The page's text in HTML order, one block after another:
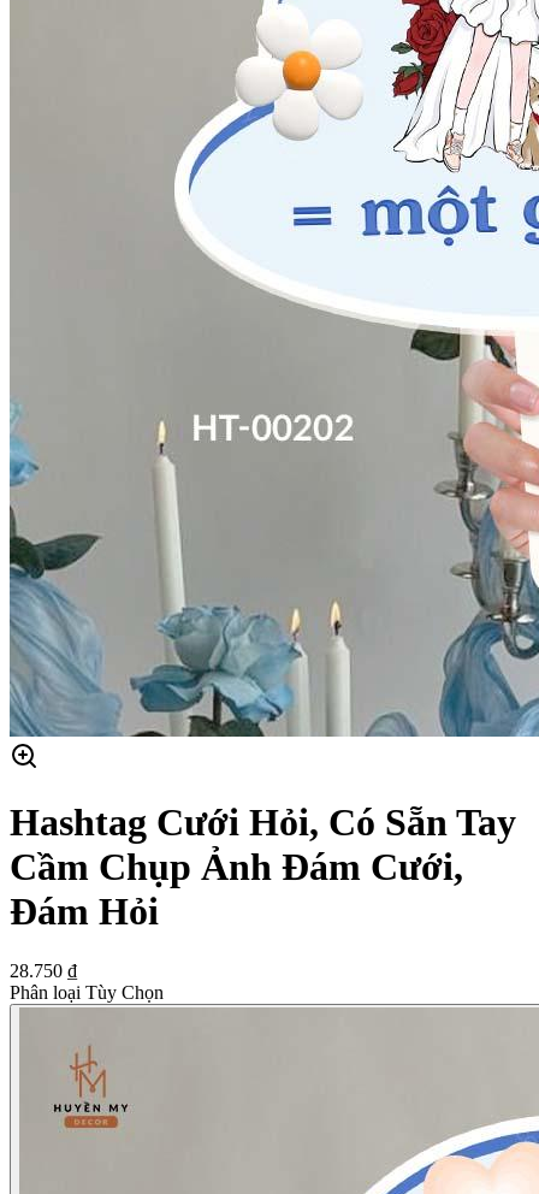
Hashtag Cưới Hỏi, Có Sẵn Tay
Cầm Chụp Ảnh Đám Cưới,
Đám Hỏi
28.750 ₫
Phân loại Tùy Chọn